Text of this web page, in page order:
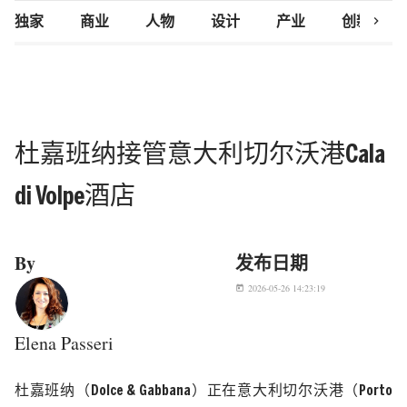
独家 商业 人物 设计 产业 创新研究
chevron_right
杜嘉班纳接管意大利切尔沃港Cala
di Volpe酒店
By
Elena Passeri
发布日期
today 2026-05-26 14:23:19
杜嘉班纳（ Dolce & Gabbana ）正在意大利切尔沃港（ Porto